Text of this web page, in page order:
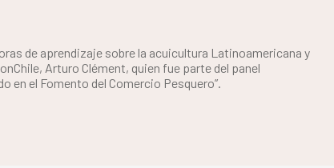
de aprendizaje sobre la acuicultura Latinoamericana y
Arturo Clément, quien fue parte del panel
en el Fomento del Comercio Pesquero”.